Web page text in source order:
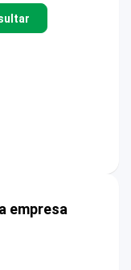
empresa